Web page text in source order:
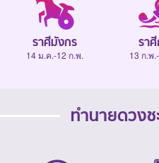
ราศีมังกร
14 ม.ค.-12 ก.พ.
รา
13 ก.พ
ทำนายดวงช